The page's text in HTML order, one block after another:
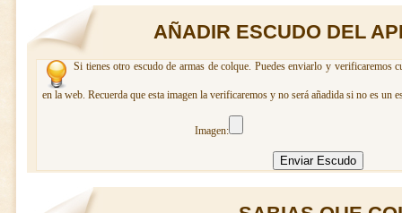
AÑADIR ESCUDO DEL
Si tienes otro escudo de armas de colque. Puedes enviarlo y verificaremos
en la web. Recuerda que esta imagen la verificaremos y no será añadida si no es un
Imagen: